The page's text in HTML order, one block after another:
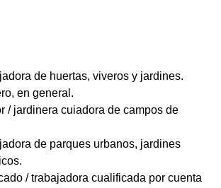
de huertas, viveros y jardines.
en general.
/ jardinera cuiadora de campos de
de parques urbanos, jardines
/ trabajadora cualificada por cuenta